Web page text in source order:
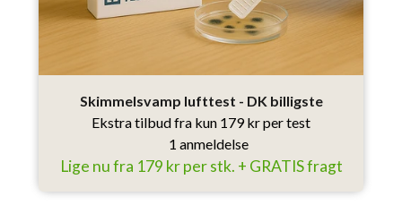
Skimmelsvamp lufttest - DK billigste
Ekstra tilbud fra kun 179 kr per test
1 anmeldelse
Lige nu fra 179 kr per stk. + GRATIS fragt